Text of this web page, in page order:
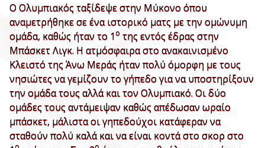
Ο Ολυμπιακός ταξίδεψε στην Μύκονο όπου
αναμετρήθηκε σε ένα ιστορικό ματς με την ομώνυμη
ομάδα, καθώς ήταν το 1ο της εντός έδρας στην
Μπάσκετ Λιγκ. Η ατμόσφαιρα στο ανακαινισμένο
Κλειστό της Άνω Μεράς ήταν πολύ όμορφη με τους
νησιώτες να γεμίζουν το γήπεδο για να υποστηρίξουν
την ομάδα τους αλλά και τον Ολυμπιακό. Οι δύο
ομάδες τους αντάμειψαν καθώς απέδωσαν ωραίο
μπάσκετ, μάλιστα οι γηπεδούχοι κατάφεραν να
σταθούν πολύ καλά και να είναι κοντά στο σκορ στο